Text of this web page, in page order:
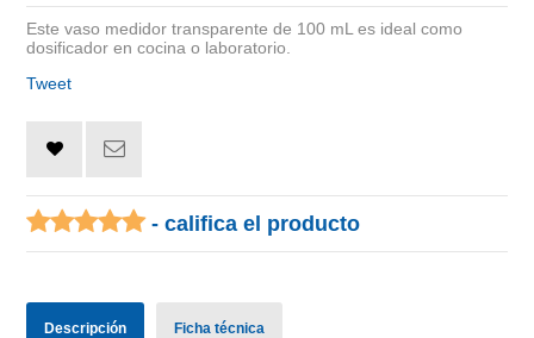
Este vaso medidor transparente de 100 mL es ideal como
dosificador en cocina o laboratorio.
Tweet
- califica el producto
Descripción Ficha técnica